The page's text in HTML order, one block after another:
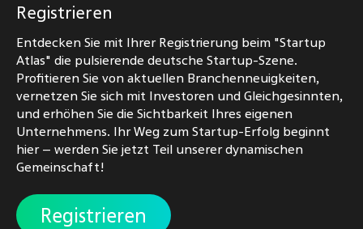
Registrieren
Entdecken Sie mit Ihrer Registrierung beim "Startup
Atlas" die pulsierende deutsche Startup-Szene.
Profitieren Sie von aktuellen Branchenneuigkeiten,
vernetzen Sie sich mit Investoren und Gleichgesinnten,
und erhöhen Sie die Sichtbarkeit Ihres eigenen
Unternehmens. Ihr Weg zum Startup-Erfolg beginnt
hier – werden Sie jetzt Teil unserer dynamischen
Gemeinschaft!
Registrieren